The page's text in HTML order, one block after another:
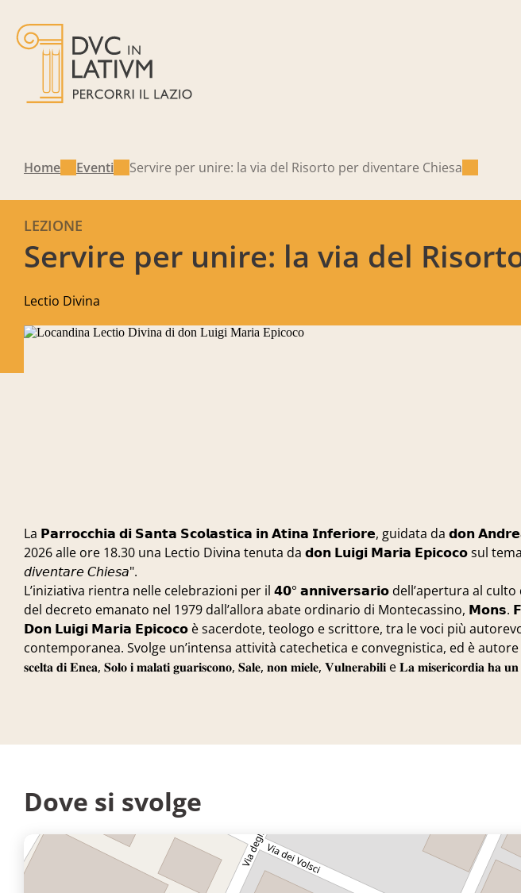
Home Eventi Servire per unire: la via del Risorto per diventare Chiesa
Servire per unire: la via del
LEZIONE
Lectio Divina
La 𝗣𝗮𝗿𝗿𝗼𝗰𝗰𝗵𝗶𝗮 𝗱𝗶 𝗦𝗮𝗻𝘁𝗮 𝗦𝗰𝗼𝗹𝗮𝘀𝘁𝗶𝗰𝗮 𝗶𝗻 𝗔𝘁𝗶𝗻𝗮 𝗜𝗻𝗳𝗲𝗿𝗶𝗼𝗿𝗲, guidata da 𝗱𝗼𝗻
2026 alle ore 18.30 una Lectio Divina tenuta da 𝗱𝗼𝗻 𝗟𝘂𝗶𝗴𝗶 𝗠𝗮𝗿𝗶𝗮 𝗘𝗽𝗶𝗰𝗼𝗰𝗼 sul tema
𝘥𝘪𝘷𝘦𝘯𝘵𝘢𝘳𝘦 𝘊𝘩𝘪𝘦𝘴𝘢".
L’iniziativa rientra nelle celebrazioni per il 𝟰𝟬° 𝗮𝗻𝗻𝗶𝘃𝗲𝗿𝘀𝗮𝗿𝗶𝗼 dell’apertura al
del decreto emanato nel 1979 dall’allora abate ordinario di Montecassino, 𝗠𝗼𝗻𝘀.
𝗗𝗼𝗻 𝗟𝘂𝗶𝗴𝗶 𝗠𝗮𝗿𝗶𝗮 𝗘𝗽𝗶𝗰𝗼𝗰𝗼 è sacerdote, teologo e scrittore, tra le voci più
contemporanea. Svolge un’intensa attività catechetica e convegnistica, ed è
𝐬𝐜𝐞𝐥𝐭𝐚 𝐝𝐢 𝐄𝐧𝐞𝐚, 𝐒𝐨𝐥𝐨 𝐢 𝐦𝐚𝐥𝐚𝐭𝐢 𝐠𝐮𝐚𝐫𝐢𝐬𝐜𝐨𝐧𝐨, 𝐒𝐚𝐥𝐞, 𝐧𝐨𝐧 𝐦𝐢𝐞𝐥𝐞, 𝐕𝐮𝐥𝐧𝐞𝐫𝐚𝐛𝐢𝐥𝐢 e 𝐋𝐚 𝐦𝐢𝐬𝐞𝐫𝐢𝐜𝐨𝐫𝐝𝐢𝐚 𝐡𝐚 𝐮𝐧
Dove si svolge